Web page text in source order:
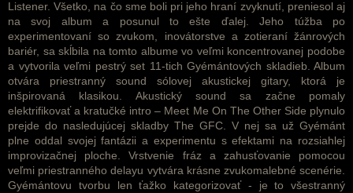
Listener. Všetko, na čo sme boli pri jeho hraní zvyknutí, preniesol aj
na svoj album a posunul to ešte ďalej. Jeho túžba po
experimentovaní so zvukom, inovátorstve a zotieraní žánrových
bariér, sa skĺbila na tomto albume vo veľmi koncentrovanej podobe
a vytvorila veľmi pestrý set 11-tich Gyémántových skladieb. Album
otvára priestranný sound sólovej akustickej gitary, ktorá je
inšpirovaná klasikou. Akustický sound sa začne pomaly
elektrifikovať a kratučké intro – Meet Me On The Other Side plynulo
prejde do nasledujúcej skladby The GFC. V nej sa už Gyémánt
plne oddal svojej fantázii a experimentu s efektami na rozsiahlej
improvizačnej ploche. Vrstvenie fráz a zahusťovanie pomocou
veľmi priestranného delayu vytvára krásne zvukomalebné scenérie.
Gyémántovu tvorbu len ťažko kategorizovať - je to všestranný